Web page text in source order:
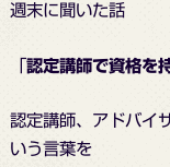
週末に聞いた話
認定講師で資格を
認定講師、アドバイ
いう言葉を